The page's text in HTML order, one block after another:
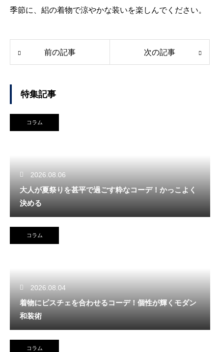
季節に、絽の着物で涼やかな装いを楽しんでください。
前の記事 次の記事
特集記事
コラム
2026.08.06
大人が夏祭りを甚平で過ごす粋なコーデ！かっこよく
決める
コラム
2026.08.04
着物にビスチェを合わせるコーデ！個性が輝くモダン
和装術
コラム